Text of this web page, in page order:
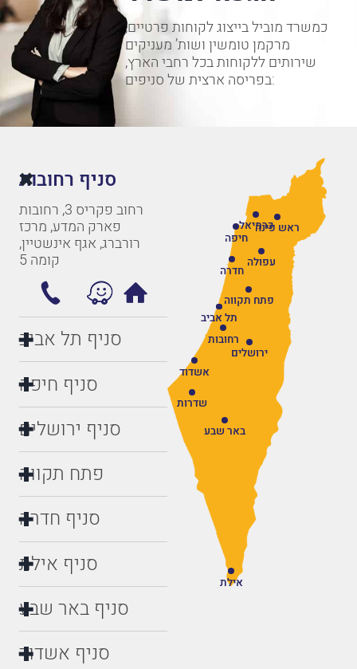
כמשרד מוביל בייצוג לקוחות פרטיים,
מרקמן טומשין ושות’ מעניקים
שירותים ללקוחות בכל רחבי הארץ,
בפריסה ארצית של סניפים:
סניף רחובות
רחוב פקריס 3, רחובות
פארק המדע, מרכז
רורברג, אגף אינשטיין,
קומה 5
סניף תל אביב
סניף חיפה
סניף ירושלים
פתח תקווה
סניף חדרה
סניף אילת
סניף באר שבע
סניף אשדוד
רחובות
תל אביב
חיפה
ירושלים
פתח תקווה
חדרה
אילת
באר שבע
אשדוד
שדרות
עפולה
ראש פינהכרמיאל